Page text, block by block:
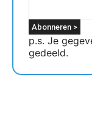
p.s. Je
gedeeld.